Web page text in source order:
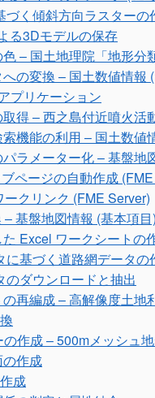
づく傾斜方向ラスターの
る3Dモデルの保存
– 国土地理院「地形分
の変換 – 国土数値情報
プリケーション
得 – 西之島付近噴火活
機能の利用 – 国土数値
ラメーター化 – 基盤地
ページの自動作成
クリンク (FME Server)
基盤地図情報 (基本項
Excel ワークシートの
に基づく道路網データの
のダウンロードと抽出
再編成 – 高解像度土地
作成 – 500mメッシュ
作成
成